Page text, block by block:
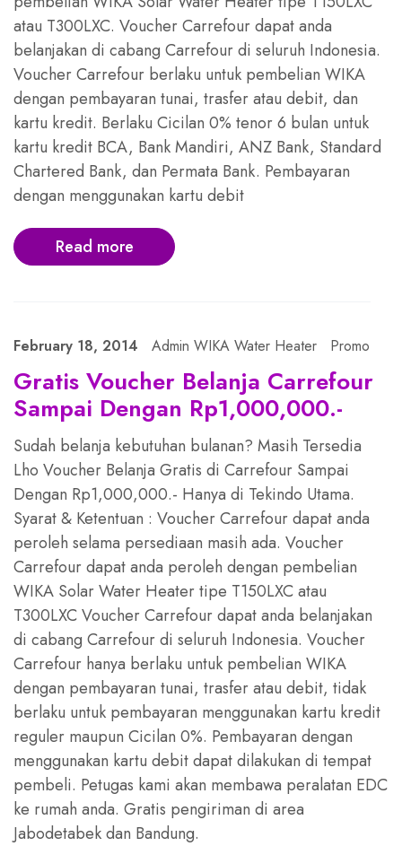
atau T300LXC. Voucher Carrefour dapat anda
belanjakan di cabang Carrefour di seluruh Indonesia.
Voucher Carrefour berlaku untuk pembelian WIKA
dengan pembayaran tunai, trasfer atau debit, dan
kartu kredit. Berlaku Cicilan 0% tenor 6 bulan untuk
kartu kredit BCA, Bank Mandiri, ANZ Bank, Standard
Chartered Bank, dan Permata Bank. Pembayaran
dengan menggunakan kartu debit
Read more
February 18, 2014 Admin WIKA Water Heater Promo
Gratis Voucher Belanja Carrefour
Sampai Dengan Rp1,000,000.-
Sudah belanja kebutuhan bulanan? Masih Tersedia
Lho Voucher Belanja Gratis di Carrefour Sampai
Dengan Rp1,000,000.- Hanya di Tekindo Utama.
Syarat & Ketentuan : Voucher Carrefour dapat anda
peroleh selama persediaan masih ada. Voucher
Carrefour dapat anda peroleh dengan pembelian
WIKA Solar Water Heater tipe T150LXC atau
T300LXC Voucher Carrefour dapat anda belanjakan
di cabang Carrefour di seluruh Indonesia. Voucher
Carrefour hanya berlaku untuk pembelian WIKA
dengan pembayaran tunai, trasfer atau debit, tidak
berlaku untuk pembayaran menggunakan kartu kredit
reguler maupun Cicilan 0%. Pembayaran dengan
menggunakan kartu debit dapat dilakukan di tempat
pembeli. Petugas kami akan membawa peralatan EDC
ke rumah anda. Gratis pengiriman di area
Jabodetabek dan Bandung.